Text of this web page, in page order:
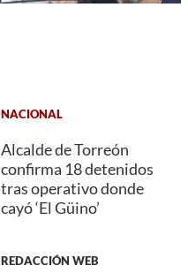
NACIONAL
Alcalde de Torreón
confirma 18 detenidos
tras operativo donde
cayó ‘El Güino’
REDACCIÓN WEB